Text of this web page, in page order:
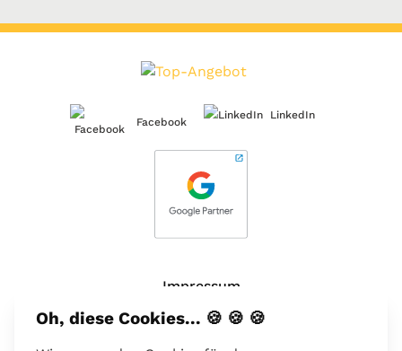
Facebook
LinkedIn
Impressum
Über uns
Oh, diese Cookies... 🍪 🍪 🍪